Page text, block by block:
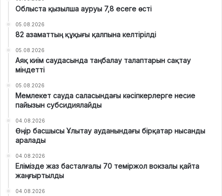
Облыста қызылша ауруы 7,8 есеге өсті
05.08.2026
82 азаматтың құқығы қалпына келтірілді
05.08.2026
Аяқ киім саудасында таңбалау талаптарын сақтау
міндетті
05.08.2026
Мемлекет сауда саласындағы кәсіпкерлерге несие
пайызын субсидиялайды
04.08.2026
Өңір басшысы Ұлытау ауданындағы бірқатар нысанды
аралады
04.08.2026
Елімізде жаз басталғалы 70 теміржол вокзалы қайта
жаңғыртылды
04.08.2026